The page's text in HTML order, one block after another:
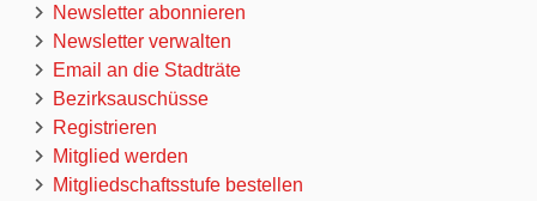
Newsletter abonnieren
Newsletter verwalten
Email an die Stadträte
Bezirksauschüsse
Registrieren
Mitglied werden
Mitgliedschaftsstufe bestellen